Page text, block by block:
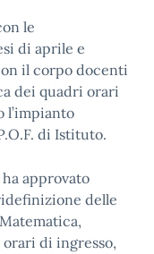
le
di aprile e
il corpo docenti
dei quadri orari
l’impianto
di Istituto.
approvato
delle
di ingresso,